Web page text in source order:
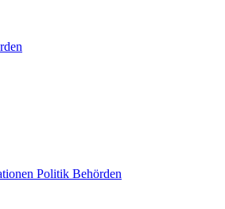
Politik Behörden